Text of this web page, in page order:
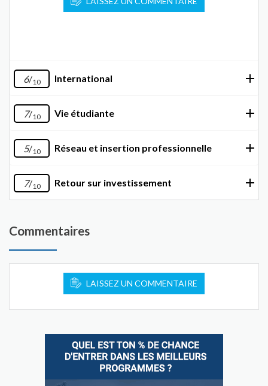
6/10 International
7/10 Vie étudiante
5/10 Réseau et insertion professionnelle
7/10 Retour sur investissement
Commentaires
LAISSEZ UN COMMENTAIRE